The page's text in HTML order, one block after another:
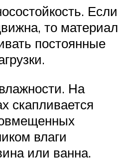
Если
то материал
постоянные
На
скапливается
влаги
или ванна.